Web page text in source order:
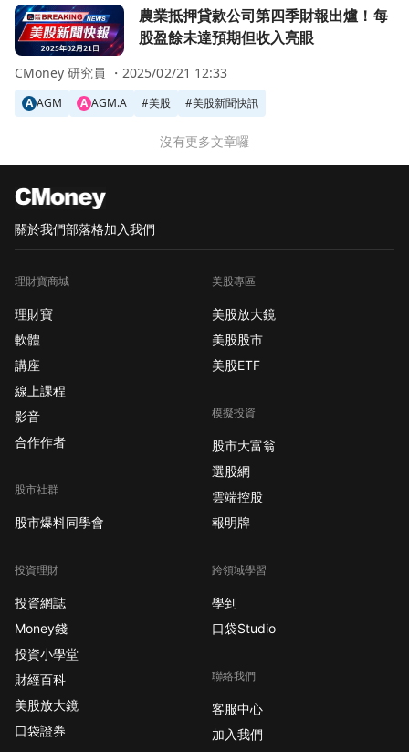
前往農業抵押貸款公司第四季財報出爐！每股盈餘未達預期
農業抵押貸款公司第四季財報出爐！每
股盈餘未達預期但收入亮眼
A AGM A AGM.A #美股 #美股新聞快訊
CMoney 研究員 ・2025/02/21 12:33
沒有更多文章囉
關於我們部落格加入我們
理財寶商城
理財寶
軟體
講座
線上課程
影音
合作作者
股市社群
股市爆料同學會
投資理財
投資網誌
Money錢
投資小學堂
財經百科
美股放大鏡
口袋證券
美股專區
美股放大鏡
美股股市
美股ETF
模擬投資
股市大富翁
選股網
雲端控股
報明牌
跨領域學習
學到
口袋Studio
聯絡我們
客服中心
加入我們